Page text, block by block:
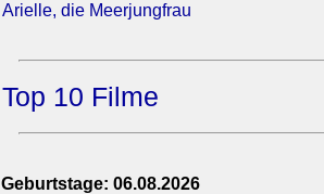
Arielle, die Meerjungfrau
Top 10 Filme
Geburtstage: 06.08.2026